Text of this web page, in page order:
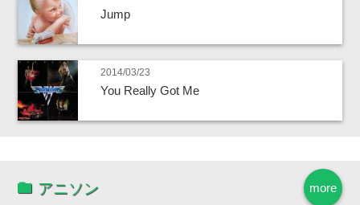
Jump
2014/03/23
You Really Got Me
more
アニソン